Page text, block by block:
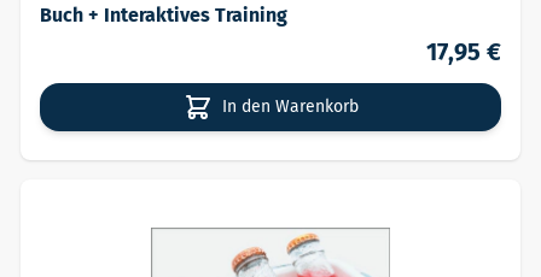
Buch + Interaktives Training
17,95 €
In den Warenkorb